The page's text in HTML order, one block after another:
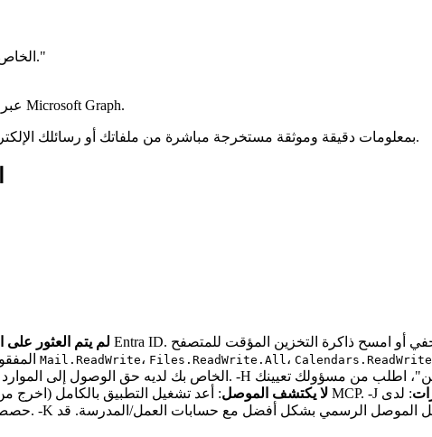
"اذكر الاجتماعات القادمة من تقويم Outlook الخاص بي واقترح ملاحظات التحضير."
سيستخدم Claude تلقائيًا أدوات MCP لجلب السياق في الوقت الفعلي من Microsoft 365 عبر Microsoft Graph.
: يستجيب Claude بمعلومات دقيقة وموثقة مستخرجة مباشرة من ملفاتك أو رسائلك الإلكترونية أو تقويمك بدلاً من الافتراضات الخاطئة.
"لم يتم العثور
Mail.ReadWrite، Files.ReadWrite.All، Calendars.ReadWrite
M365 الخاص بك لديه حق الوصول إلى الموارد المطلوبة. يستخدم الموصل أذونات مفوضة (نيابة عن المستخدم المسجل الدخول). -H اطلب من مسؤولك تعيينك
Claude Desktop لا يكتشف الموصل: أعد تشغيل التطبيق بالكامل (اخرج لقائمة خوادم MCP. -J : لدى Microsoft
Graph و Claude حصص استخدام؛ انتظر بضع ثوانٍ أو قلل من الطلبات متعددة الأدوات المعقدة. -K الموصل الرسمي بشكل أفضل مع حسابات العمل/المدرسة. قد